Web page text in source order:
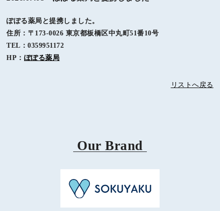
ぽぽる薬局と提携しました。
住所：〒173-0026 東京都板橋区中丸町51番10号
TEL：0359951172
HP： ぽぽる薬局
リストへ戻る
Our Brand